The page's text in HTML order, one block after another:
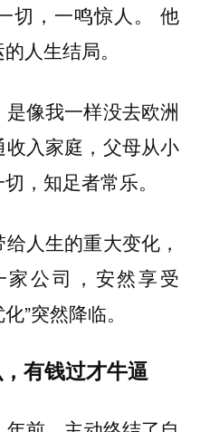
切，一鸣惊人。 他
人生结局。
像我一样没去欧洲
入家庭，父母从小
，知足者常乐。
人生的重大变化，
公司，安然享受
”突然降临。
，有钱过才牛逼